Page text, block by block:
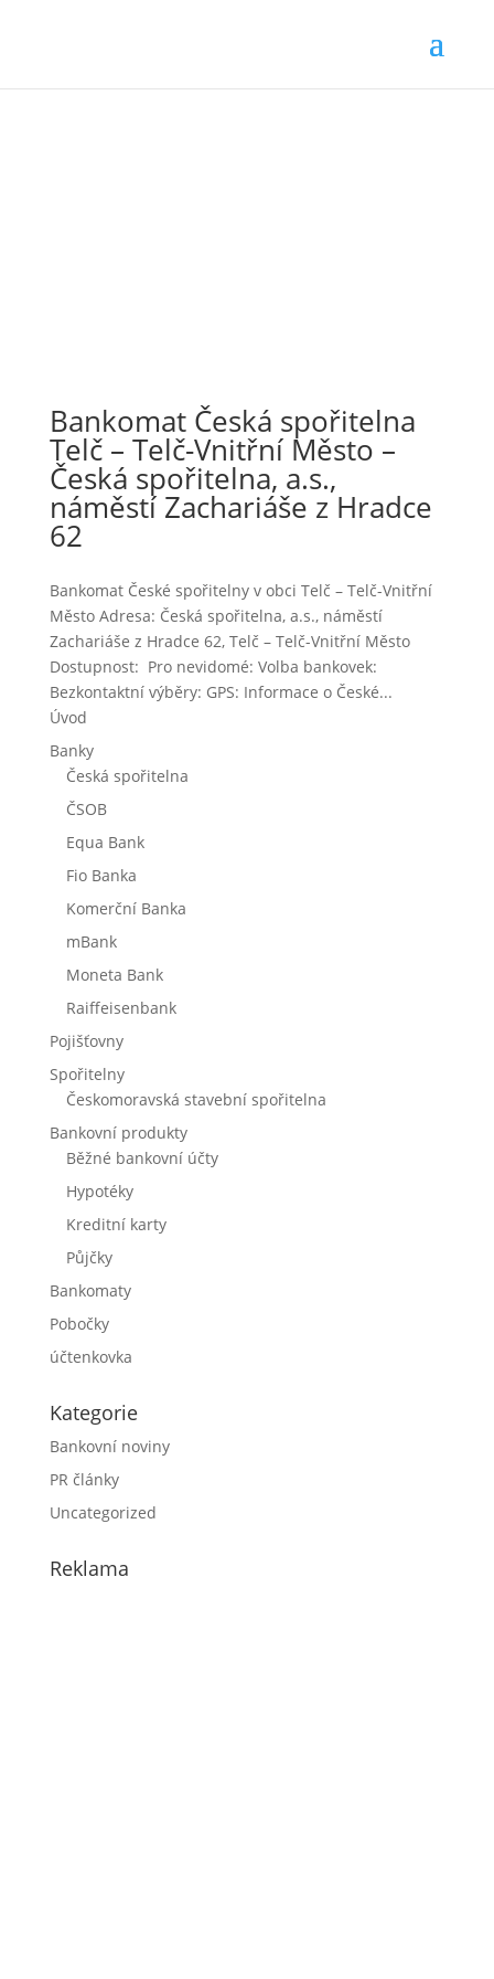
Bankomat Česká spořitelna
Telč – Telč-Vnitřní Město –
Česká spořitelna, a.s.,
náměstí Zachariáše z Hradce
62
Bankomat České spořitelny v obci Telč – Telč-Vnitřní
Město Adresa: Česká spořitelna, a.s., náměstí
Zachariáše z Hradce 62, Telč – Telč-Vnitřní Město
Dostupnost: Pro nevidomé: Volba bankovek:
Bezkontaktní výběry: GPS: Informace o České...
Úvod
Banky
Česká spořitelna
ČSOB
Equa Bank
Fio Banka
Komerční Banka
mBank
Moneta Bank
Raiffeisenbank
Pojišťovny
Spořitelny
Českomoravská stavební spořitelna
Bankovní produkty
Běžné bankovní účty
Hypotéky
Kreditní karty
Půjčky
Bankomaty
Pobočky
účtenkovka
Kategorie
Bankovní noviny
PR články
Uncategorized
Reklama